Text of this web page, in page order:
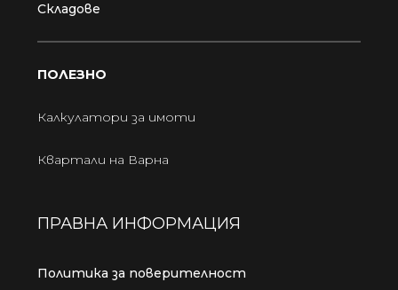
Складове
ПОЛЕЗНО
Калкулатори за имоти
Квартали на Варна
ПРАВНА ИНФОРМАЦИЯ
Политика за поверителност